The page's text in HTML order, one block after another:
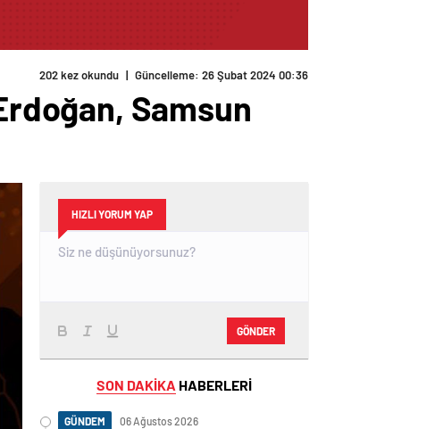
202 kez okundu | Güncelleme: 26 Şubat 2024 00:36
Samsun
HIZLI YORUM YAP
GÖNDER
SON DAKİKA HABERLERİ
GÜNDEM 06 Ağustos 2026